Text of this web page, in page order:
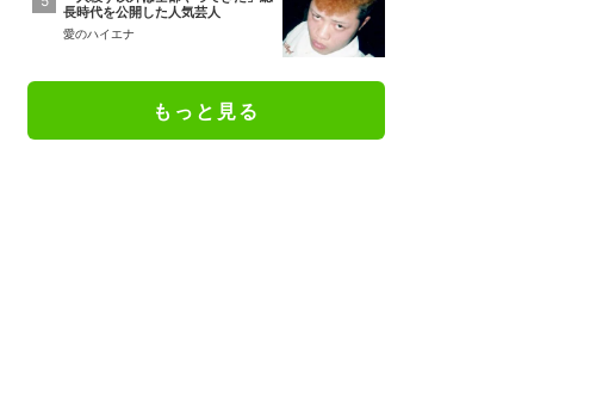
長時代を公開した人気芸人
愛のハイエナ
もっと見る